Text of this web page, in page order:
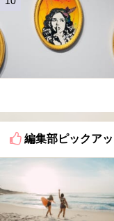
編集部ピックア